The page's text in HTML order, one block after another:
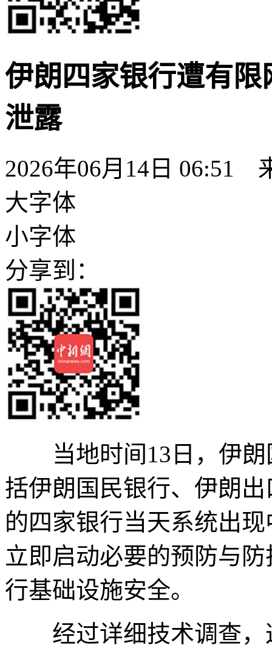
伊朗四家银行遭有
泄露
2026年06月14日 06:51
大字体
小字体
分享到：
当地时间13日，伊朗
括伊朗国民银行、伊朗
的四家银行当天系统出
立即启动必要的预防与
行基础设施安全。
经过详细技术调查，